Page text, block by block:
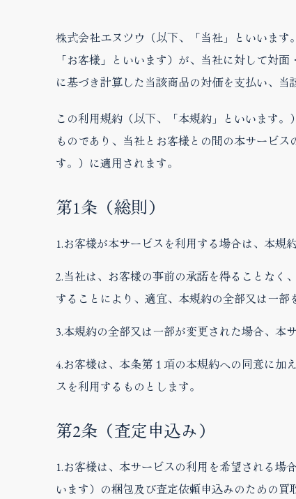
株式会社エヌツウ（以下、「当社」といいます
「お客様」といいます）が、当社に対して対
に基づき計算した当該商品の対価を支払い、当
この利用規約（以下、「本規約」といいます
ものであり、当社とお客様との間の本サービ
す。）に適用されます。
第1条（総則）
1.お客様が本サービスを利用する場合は、本規
2.当社は、お客様の事前の承諾を得ることなく
することにより、適宜、本規約の全部又は一部
3.本規約の全部又は一部が変更された場合、本
4.お客様は、本条第１項の本規約への同意に加
スを利用するものとします。
第2条（査定申込み）
1.お客様は、本サービスの利用を希望される
います）の梱包及び査定依頼申込みのための